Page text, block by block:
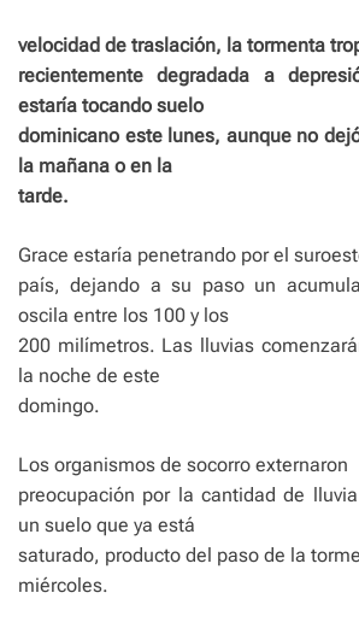
velocidad de traslación, la tormenta
recientemente degradada a
estaría tocando suelo
dominicano este lunes, aunque no
la mañana o en la
tarde.
Grace estaría penetrando por el
país, dejando a su paso un
oscila entre los 100 y los
200 milímetros. Las lluvias
la noche de este
domingo.
Los organismos de socorro externaron
preocupación por la cantidad de
un suelo que ya está
saturado, producto del paso de la
miércoles.